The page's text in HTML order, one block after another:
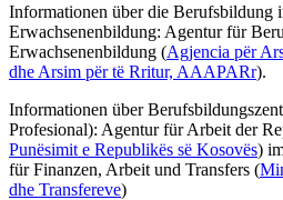
Informationen über die Berufsbildung
Erwachsenenbildung: Agentur für
Erwachsenenbildung (Agjencia për
dhe Arsim për të Rritur, AAAPARr).
Informationen über
Profesional): Agentur für Arbeit der
Punësimit e Republikës së Kosovës)
für Finanzen, Arbeit und Transfers (
dhe Transfereve)